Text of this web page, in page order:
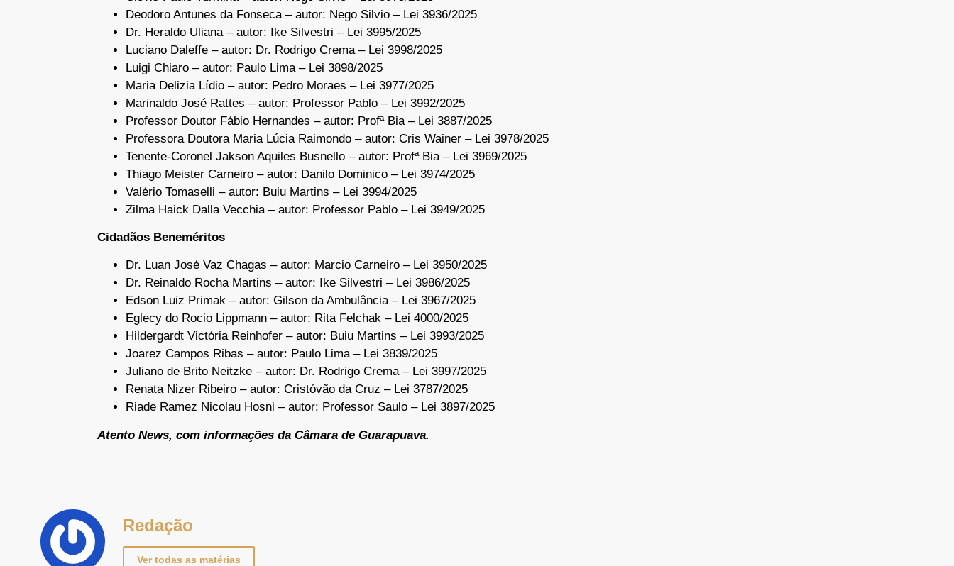
Deodoro Antunes da Fonseca – autor: Nego Silvio – Lei 3936/2025
Dr. Heraldo Uliana – autor: Ike Silvestri – Lei 3995/2025
Luciano Daleffe – autor: Dr. Rodrigo Crema – Lei 3998/2025
Luigi Chiaro – autor: Paulo Lima – Lei 3898/2025
Maria Delizia Lídio – autor: Pedro Moraes – Lei 3977/2025
Marinaldo José Rattes – autor: Professor Pablo – Lei 3992/2025
Professor Doutor Fábio Hernandes – autor: Profª Bia – Lei 3887/2025
Professora Doutora Maria Lúcia Raimondo – autor: Cris Wainer – Lei 3978/2025
Tenente-Coronel Jakson Aquiles Busnello – autor: Profª Bia – Lei 3969/2025
Thiago Meister Carneiro – autor: Danilo Dominico – Lei 3974/2025
Valério Tomaselli – autor: Buiu Martins – Lei 3994/2025
Zilma Haick Dalla Vecchia – autor: Professor Pablo – Lei 3949/2025
Cidadãos Beneméritos
Dr. Luan José Vaz Chagas – autor: Marcio Carneiro – Lei 3950/2025
Dr. Reinaldo Rocha Martins – autor: Ike Silvestri – Lei 3986/2025
Edson Luiz Primak – autor: Gilson da Ambulância – Lei 3967/2025
Eglecy do Rocio Lippmann – autor: Rita Felchak – Lei 4000/2025
Hildergardt Victória Reinhofer – autor: Buiu Martins – Lei 3993/2025
Joarez Campos Ribas – autor: Paulo Lima – Lei 3839/2025
Juliano de Brito Neitzke – autor: Dr. Rodrigo Crema – Lei 3997/2025
Renata Nizer Ribeiro – autor: Cristóvão da Cruz – Lei 3787/2025
Riade Ramez Nicolau Hosni – autor: Professor Saulo – Lei 3897/2025
Atento News, com informações da Câmara de Guarapuava.
Redação
Ver todas as matérias